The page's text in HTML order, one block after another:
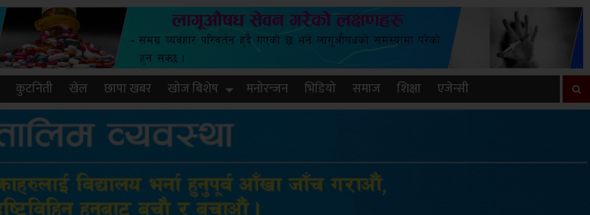
कुटनिती खेल छापा खबर खोज बिशेष मनोरन्जन भिडियो समाज शिक्षा एजेन्सी